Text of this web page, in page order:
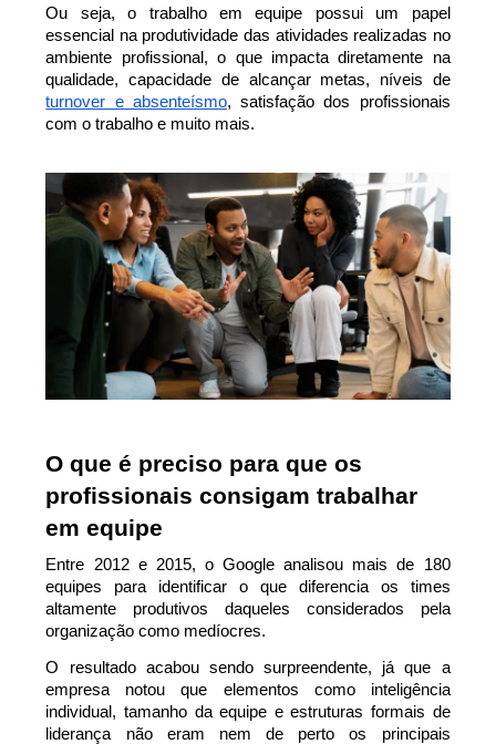
Ou seja, o trabalho em equipe possui um papel
essencial na produtividade das atividades realizadas no
ambiente profissional, o que impacta diretamente na
qualidade, capacidade de alcançar metas, níveis de
turnover e absenteísmo, satisfação dos profissionais
com o trabalho e muito mais.
O que é preciso para que os
profissionais consigam trabalhar
em equipe
Entre 2012 e 2015, o Google analisou mais de 180
equipes para identificar o que diferencia os times
altamente produtivos daqueles considerados pela
organização como medíocres.
O resultado acabou sendo surpreendente, já que a
empresa notou que elementos como inteligência
individual, tamanho da equipe e estruturas formais de
liderança não eram nem de perto os principais